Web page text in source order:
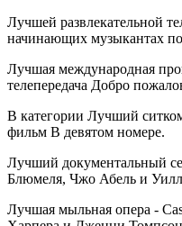
Лучшей развлекательной
начинающих музыкантах
Лучшая международная
телепередача Добро
В категории Лучший
фильм В девятом номере.
Лучший документальный
Блюмеля, Чжо Абель и
Лучшая мыльная опера -